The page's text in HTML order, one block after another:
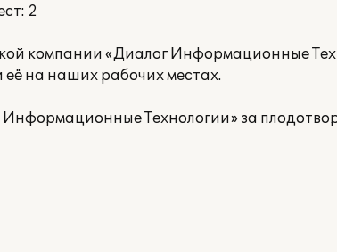
2
компании «Диалог Информационные
на наших рабочих местах.
Технологии» за